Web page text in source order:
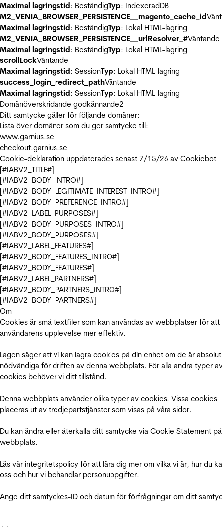
Maximal lagringstid: BeständigTyp: IndexeradDB
M2_VENIA_BROWSER_PERSISTENCE__magento_cache_id
Maximal lagringstid: BeständigTyp: Lokal HTML-lagring
M2_VENIA_BROWSER_PERSISTENCE__urlResolver_#Väntande
Maximal lagringstid: BeständigTyp: Lokal HTML-lagring
scrollLockVäntande
Maximal lagringstid: SessionTyp: Lokal HTML-lagring
success_login_redirect_pathVäntande
Maximal lagringstid: SessionTyp: Lokal HTML-lagring
Domänöverskridande godkännande2
Ditt samtycke gäller för följande domäner:
Lista över domäner som du ger samtycke till:
www.garnius.se
checkout.garnius.se
Cookie-deklaration uppdaterades senast 7/15/26 av Cookiebot
[#IABV2_TITLE#]
[#IABV2_BODY_INTRO#]
[#IABV2_BODY_LEGITIMATE_INTEREST_INTRO#]
[#IABV2_BODY_PREFERENCE_INTRO#]
[#IABV2_LABEL_PURPOSES#]
[#IABV2_BODY_PURPOSES_INTRO#]
[#IABV2_BODY_PURPOSES#]
[#IABV2_LABEL_FEATURES#]
[#IABV2_BODY_FEATURES_INTRO#]
[#IABV2_BODY_FEATURES#]
[#IABV2_LABEL_PARTNERS#]
[#IABV2_BODY_PARTNERS_INTRO#]
[#IABV2_BODY_PARTNERS#]
Om
Cookies är små textfiler som kan användas av webbplatser för att
användarens upplevelse mer effektiv.
Lagen säger att vi kan lagra cookies på din enhet om de är absolut
nödvändiga för driften av denna webbplats. För alla andra typer av
cookies behöver vi ditt tillstånd.
Denna webbplats använder olika typer av cookies. Vissa cookies
placeras ut av tredjepartstjänster som visas på våra sidor.
Du kan ändra eller återkalla ditt samtycke via Cookie Statement
webbplats.
Läs vår integritetspolicy för att lära dig mer om vilka vi är, hur du
oss och hur vi behandlar personuppgifter.
Ange ditt samtyckes-ID och datum för förfrågningar om ditt